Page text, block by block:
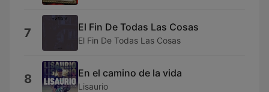
7 El Fin De Todas Las Cosas
El Fin De Todas Las Cosas
8 En el camino de la vida
Lisaurio